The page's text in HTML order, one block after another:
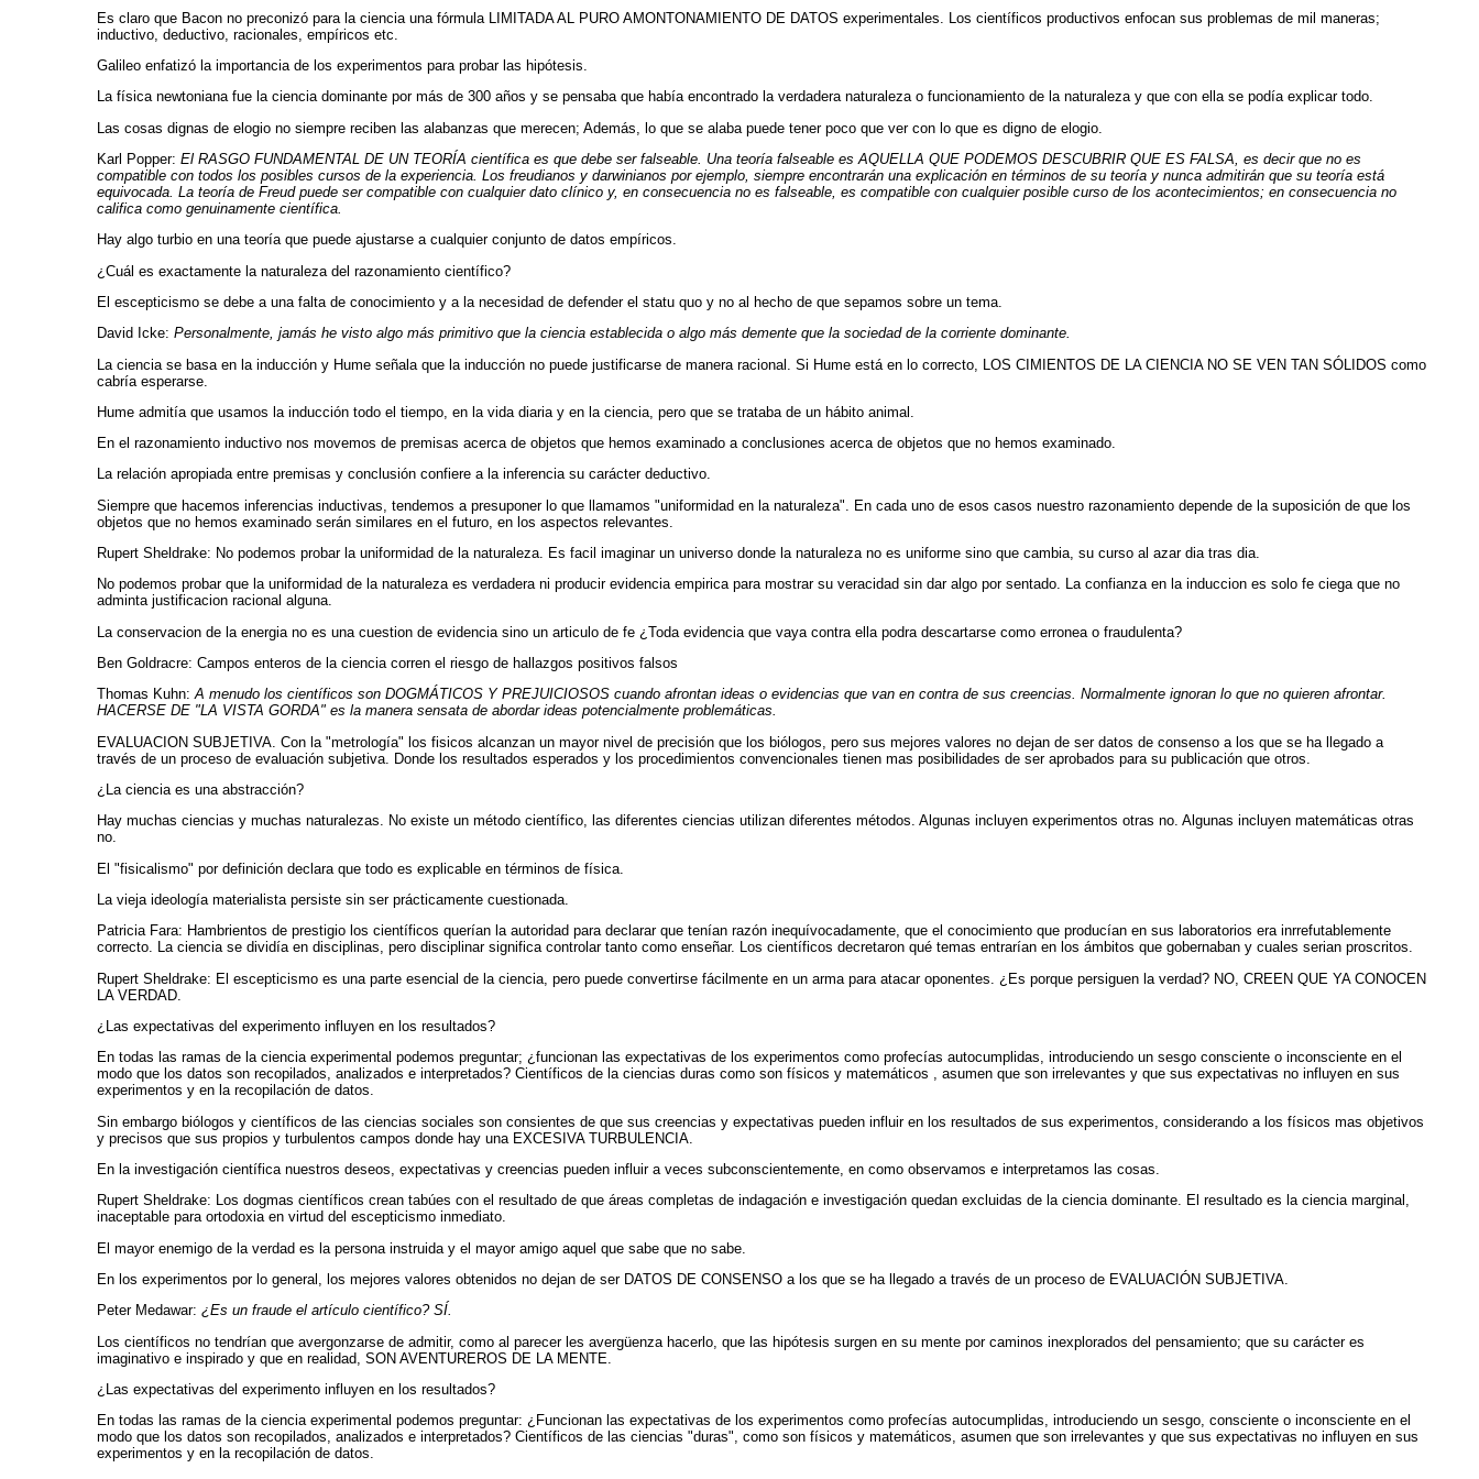
Es claro que Bacon no preconizó para la ciencia una fórmula LIMITADA AL PURO AMONTONAMIENTO DE DATOS experimentales. Los científicos productivos enfocan sus problemas de mil maneras;
inductivo, deductivo, racionales, empíricos etc.
Galileo enfatizó la importancia de los experimentos para probar las hipótesis.
La física newtoniana fue la ciencia dominante por más de 300 años y se pensaba que había encontrado la verdadera naturaleza o funcionamiento de la naturaleza y que con ella se podía explicar todo.
Las cosas dignas de elogio no siempre reciben las alabanzas que merecen; Además, lo que se alaba puede tener poco que ver con lo que es digno de elogio.
Karl Popper: El RASGO FUNDAMENTAL DE UN TEORÍA científica es que debe ser falseable. Una teoría falseable es AQUELLA QUE PODEMOS DESCUBRIR QUE ES FALSA, es decir que no es
compatible con todos los posibles cursos de la experiencia. Los freudianos y darwinianos por ejemplo, siempre encontrarán una explicación en términos de su teoría y nunca admitirán que su teoría está
equivocada. La teoría de Freud puede ser compatible con cualquier dato clínico y, en consecuencia no es falseable, es compatible con cualquier posible curso de los acontecimientos; en consecuencia no
califica como genuinamente científica.
Hay algo turbio en una teoría que puede ajustarse a cualquier conjunto de datos empíricos.
¿Cuál es exactamente la naturaleza del razonamiento científico?
El escepticismo se debe a una falta de conocimiento y a la necesidad de defender el statu quo y no al hecho de que sepamos sobre un tema.
David Icke: Personalmente, jamás he visto algo más primitivo que la ciencia establecida o algo más demente que la sociedad de la corriente dominante.
La ciencia se basa en la inducción y Hume señala que la inducción no puede justificarse de manera racional. Si Hume está en lo correcto, LOS CIMIENTOS DE LA CIENCIA NO SE VEN TAN SÓLIDOS como
cabría esperarse.
Hume admitía que usamos la inducción todo el tiempo, en la vida diaria y en la ciencia, pero que se trataba de un hábito animal.
En el razonamiento inductivo nos movemos de premisas acerca de objetos que hemos examinado a conclusiones acerca de objetos que no hemos examinado.
La relación apropiada entre premisas y conclusión confiere a la inferencia su carácter deductivo.
Siempre que hacemos inferencias inductivas, tendemos a presuponer lo que llamamos "uniformidad en la naturaleza". En cada uno de esos casos nuestro razonamiento depende de la suposición de que los
objetos que no hemos examinado serán similares en el futuro, en los aspectos relevantes.
Rupert Sheldrake: No podemos probar la uniformidad de la naturaleza. Es facil imaginar un universo donde la naturaleza no es uniforme sino que cambia, su curso al azar dia tras dia.
No podemos probar que la uniformidad de la naturaleza es verdadera ni producir evidencia empirica para mostrar su veracidad sin dar algo por sentado. La confianza en la induccion es solo fe ciega que no
adminta justificacion racional alguna.
La conservacion de la energia no es una cuestion de evidencia sino un articulo de fe ¿Toda evidencia que vaya contra ella podra descartarse como erronea o fraudulenta?
Ben Goldracre: Campos enteros de la ciencia corren el riesgo de hallazgos positivos falsos
Thomas Kuhn:A menudo los científicos son DOGMÁTICOS Y PREJUICIOSOS cuando afrontan ideas o evidencias que van en contra de sus creencias. Normalmente ignoran lo que no quieren afrontar.
HACERSE DE "LA VISTA GORDA" es la manera sensata de abordar ideas potencialmente problemáticas.
EVALUACION SUBJETIVA. Con la "metrología" los fisicos alcanzan un mayor nivel de precisión que los biólogos, pero sus mejores valores no dejan de ser datos de consenso a los que se ha llegado a
través de un proceso de evaluación subjetiva. Donde los resultados esperados y los procedimientos convencionales tienen mas posibilidades de ser aprobados para su publicación que otros.
¿La ciencia es una abstracción?
Hay muchas ciencias y muchas naturalezas. No existe un método científico, las diferentes ciencias utilizan diferentes métodos. Algunas incluyen experimentos otras no. Algunas incluyen matemáticas otras
no.
El "fisicalismo" por definición declara que todo es explicable en términos de física.
La vieja ideología materialista persiste sin ser prácticamente cuestionada.
Patricia Fara: Hambrientos de prestigio los científicos querían la autoridad para declarar que tenían razón inequívocadamente, que el conocimiento que producían en sus laboratorios era inrrefutablemente
correcto. La ciencia se dividía en disciplinas, pero disciplinar significa controlar tanto como enseñar. Los científicos decretaron qué temas entrarían en los ámbitos que gobernaban y cuales serian proscritos.
Rupert Sheldrake: El escepticismo es una parte esencial de la ciencia, pero puede convertirse fácilmente en un arma para atacar oponentes. ¿Es porque persiguen la verdad? NO, CREEN QUE YA CONOCEN
LA VERDAD.
¿Las expectativas del experimento influyen en los resultados?
En todas las ramas de la ciencia experimental podemos preguntar; ¿funcionan las expectativas de los experimentos como profecías autocumplidas, introduciendo un sesgo consciente o inconsciente en el
modo que los datos son recopilados, analizados e interpretados? Científicos de la ciencias duras como son físicos y matemáticos , asumen que son irrelevantes y que sus expectativas no influyen en sus
experimentos y en la recopilación de datos.
Sin embargo biólogos y científicos de las ciencias sociales son consientes de que sus creencias y expectativas pueden influir en los resultados de sus experimentos, considerando a los físicos mas objetivos
y precisos que sus propios y turbulentos campos donde hay una EXCESIVA TURBULENCIA.
En la investigación científica nuestros deseos, expectativas y creencias pueden influir a veces subconscientemente, en como observamos e interpretamos las cosas.
Rupert Sheldrake: Los dogmas científicos crean tabúes con el resultado de que áreas completas de indagación e investigación quedan excluidas de la ciencia dominante. El resultado es la ciencia marginal,
inaceptable para ortodoxia en virtud del escepticismo inmediato.
El mayor enemigo de la verdad es la persona instruida y el mayor amigo aquel que sabe que no sabe.
En los experimentos por lo general, los mejores valores obtenidos no dejan de ser DATOS DE CONSENSO a los que se ha llegado a través de un proceso de EVALUACIÓN SUBJETIVA.
Peter Medawar: ¿Es un fraude el artículo científico? SÍ.
Los científicos no tendrían que avergonzarse de admitir, como al parecer les avergüenza hacerlo, que las hipótesis surgen en su mente por caminos inexplorados del pensamiento; que su carácter es
imaginativo e inspirado y que en realidad, SON AVENTUREROS DE LA MENTE.
¿Las expectativas del experimento influyen en los resultados?
En todas las ramas de la ciencia experimental podemos preguntar: ¿Funcionan las expectativas de los experimentos como profecías autocumplidas, introduciendo un sesgo, consciente o inconsciente en el
modo que los datos son recopilados, analizados e interpretados? Científicos de las ciencias "duras", como son físicos y matemáticos, asumen que son irrelevantes y que sus expectativas no influyen en sus
experimentos y en la recopilación de datos.